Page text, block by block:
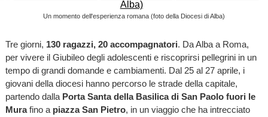
Un momento dell'esperienza romana (foto della Diocesi di Alba)
Tre giorni, 130 ragazzi, 20 accompagnatori. Da Alba a Roma,
per vivere il Giubileo degli adolescenti e riscoprirsi pellegrini in un
tempo di grandi domande e cambiamenti. Dal 25 al 27 aprile, i
giovani della diocesi hanno percorso le strade della capitale,
partendo dalla Porta Santa della Basilica di San Paolo fuori le
Murafino a piazza San Pietro, in un viaggio che ha intrecciato